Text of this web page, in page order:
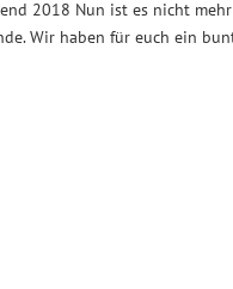
2018 Nun ist es nicht
Wir haben für euch ein